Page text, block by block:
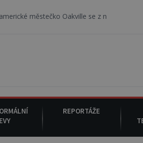
Oakville se z nebe snáší podivná
REPORTÁŽE